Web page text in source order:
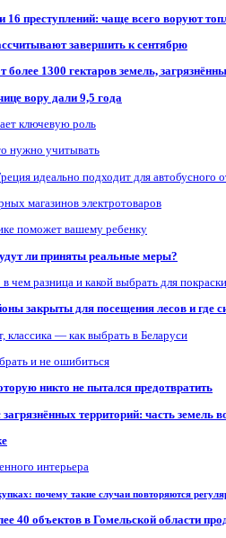
преступлений: чаще всего воруют
завершить к сентябрю
1300 гектаров земель,
вору дали 9,5 года
ключевую роль
нужно учитывать
идеально подходит для автобусного
магазинов электротоваров
поможет вашему ребенку
ли приняты реальные меры?
чем разница и какой выбрать для
закрыты для посещения лесов и где
классика — как выбрать в Беларуси
и не ошибиться
никто не пытался предотвратить
территорий: часть земель
интерьера
почему такие случаи повторяются
40 объектов в Гомельской области